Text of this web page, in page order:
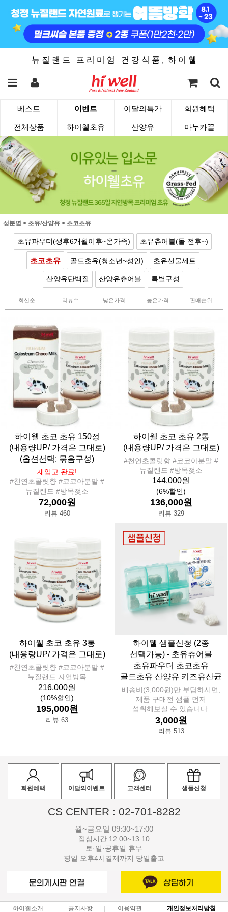
뉴 질 랜 드 프 리 미 엄 건 강 식 품 , 하 이 웰
베스트 이벤트 이달의특가 회원혜택
전체상품 하이웰초유 산양유 마누카꿀
성분별 > 초유/산양유 > 초코초유
초유파우더(생후6개월이후~온가족) 초유츄어블(돌 전후~)
초코초유 골드초유(청소년~성인) 초유선물세트
산양유단백질 산양유츄어블 특별구성
최신순 리뷰수 낮은가격 높은가격 판매순위
하이웰 초코 초유 150정
(내용량UP/ 가격은 그대로)
(옵션선택: 묶음구성)
재입고 완료!
#천연초콜릿향 #코코아분말 #
뉴질랜드 #방목젖소
72,000원
리뷰 460
하이웰 초코 초유 2통
(내용량UP/ 가격은 그대로)
#천연초콜릿향 #코코아분말 #
뉴질랜드 #방목젖소
144,000원
(6%할인)
136,000원
리뷰 329
하이웰 초코 초유 3통
(내용량UP/ 가격은 그대로)
#천연초콜릿향 #코코아분말 #
뉴질랜드 자연방목
216,000원
(10%할인)
195,000원
리뷰 63
하이웰 샘플신청 (2종
선택가능) - 초유츄어블
초유파우더 초코초유
골드초유 산양유 키즈유산균
배송비(3,000원)만 부담하시면,
제품 구매전 샘플 먼저
섭취해보실 수 있습니다.
3,000원
리뷰 513
회원혜택 이달의이벤트 고객센터 샘플신청
CS CENTER : 02-701-8282
월~금요일 09:30~17:00
점심시간 12:00~13:10
토·일·공휴일 휴무
평일 오후4시결제까지 당일출고
하이웰소개 공지사항 이용약관 개인정보처리방침